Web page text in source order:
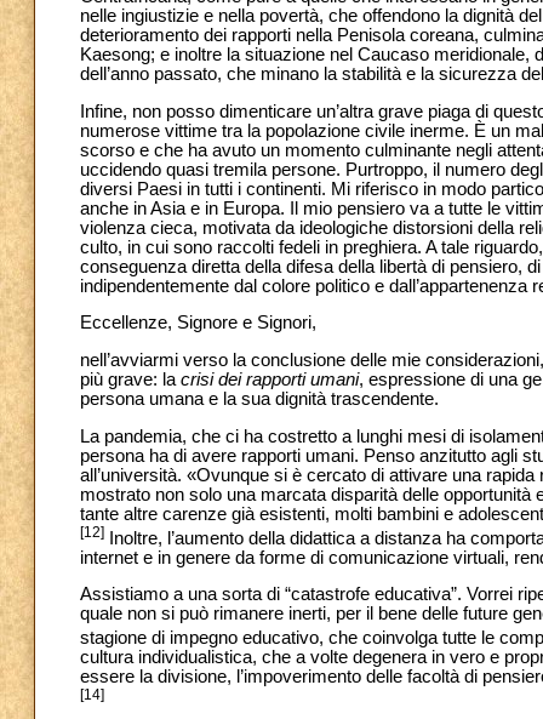
nelle ingiustizie e nella povertà, che offendono la dignità
deterioramento dei rapporti nella Penisola coreana,
Kaesong; e inoltre la situazione nel Caucaso
dell’anno passato, che minano la stabilità e la sicurezza
Infine, non posso dimenticare un’altra grave piaga di
numerose vittime tra la popolazione civile inerme. È un
scorso e che ha avuto un momento culminante negli
uccidendo quasi tremila persone. Purtroppo, il numero
diversi Paesi in tutti i continenti. Mi riferisco in modo
anche in Asia e in Europa. Il mio pensiero va a tutte le
violenza cieca, motivata da ideologiche distorsioni della
culto, in cui sono raccolti fedeli in preghiera. A tale
conseguenza diretta della difesa della libertà di pensiero,
indipendentemente dal colore politico e dall’appartenenza
Eccellenze, Signore e Signori,
nell’avviarmi verso la conclusione delle mie
più grave: la crisi dei rapporti umani, espressione di una
persona umana e la sua dignità trascendente.
La pandemia, che ci ha costretto a lunghi mesi di
persona ha di avere rapporti umani. Penso anzitutto agli
all’università. «Ovunque si è cercato di attivare una
mostrato non solo una marcata disparità delle
tante altre carenze già esistenti, molti bambini e
[12] Inoltre, l’aumento della didattica a distanza ha
internet e in genere da forme di comunicazione virtuali,
Assistiamo a una sorta di “catastrofe educativa”. Vorrei
quale non si può rimanere inerti, per il bene delle future
stagione di impegno educativo, che coinvolga tutte le
cultura individualistica, che a volte degenera in vero e
essere la divisione, l’impoverimento delle facoltà di
[14]